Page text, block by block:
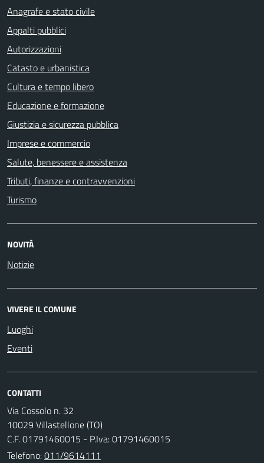
Anagrafe e stato civile
Appalti pubblici
Autorizzazioni
Catasto e urbanistica
Cultura e tempo libero
Educazione e formazione
Giustizia e sicurezza pubblica
Imprese e commercio
Salute, benessere e assistenza
Tributi, finanze e contravvenzioni
Turismo
NOVITÀ
Notizie
VIVERE IL COMUNE
Luoghi
Eventi
CONTATTI
Via Cossolo n. 32
10029 Villastellone (TO)
C.F. 01791460015 - P.Iva: 01791460015
Telefono:011/9614111